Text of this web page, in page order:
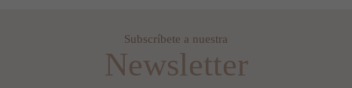
Subscríbete a nuestra
Newsletter